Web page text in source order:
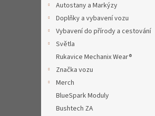
Autostany a Markýzy
Doplňky a vybavení vozu
Vybavení do přírody a cestování
Světla
Rukavice Mechanix Wear®
Značka vozu
Merch
BlueSpark Moduly
Bushtech ZA